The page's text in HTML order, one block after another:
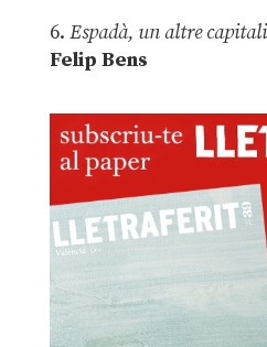
6. Espadà, un altre
Felip Bens